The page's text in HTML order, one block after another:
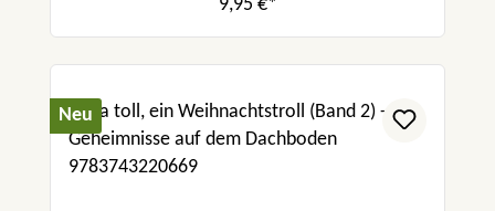
9,95 €*
Neu